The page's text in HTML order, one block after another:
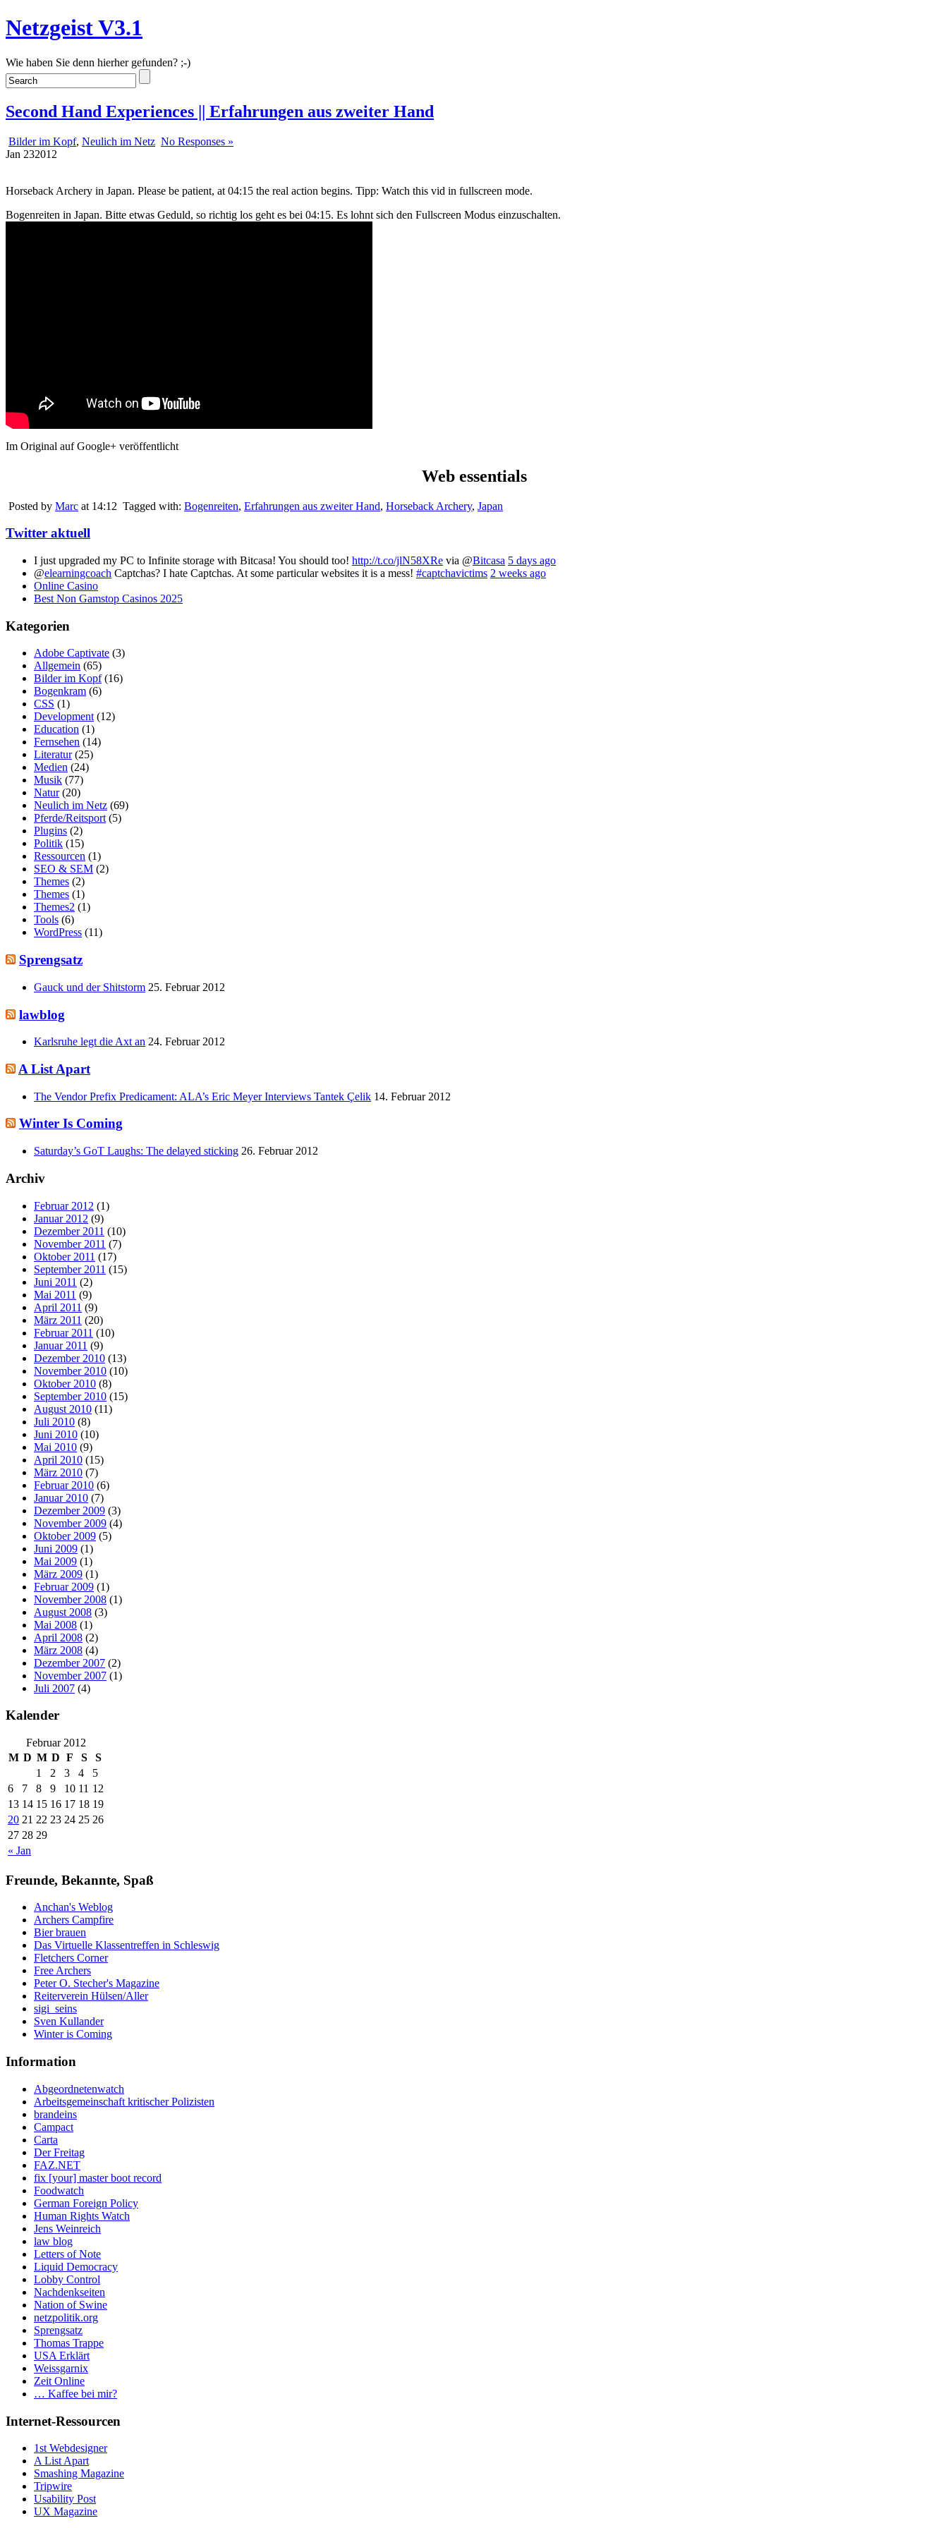
Netzgeist V3.1
Wie haben Sie denn hierher gefunden? ;-)
Second Hand Experiences || Erfahrungen aus zweiter Hand
Bilder im Kopf, Neulich im Netz No Responses »
Jan 232012
Horseback Archery in Japan. Please be patient, at 04:15 the real action begins. Tipp: Watch this vid in fullscreen mode.
Bogenreiten in Japan. Bitte etwas Geduld, so richtig los geht es bei 04:15. Es lohnt sich den Fullscreen Modus einzuschalten.
Im Original auf Google+ veröffentlicht
Web essentials
Posted by Marc at 14:12 Tagged with: Bogenreiten, Erfahrungen aus zweiter Hand, Horseback Archery, Japan
Twitter aktuell
I just upgraded my PC to Infinite storage with Bitcasa! You should too! http://t.co/jlN58XRe via @Bitcasa 5 days ago
@elearningcoach Captchas? I hate Captchas. At some particular websites it is a mess! #captchavictims 2 weeks ago
Online Casino
Best Non Gamstop Casinos 2025
Kategorien
Adobe Captivate (3)
Allgemein (65)
Bilder im Kopf(16)
Bogenkram (6)
CSS (1)
Development (12)
Education (1)
Fernsehen (14)
Literatur(25)
Medien (24)
Musik (77)
Natur(20)
Neulich im Netz (69)
Pferde/Reitsport (5)
Plugins (2)
Politik (15)
Ressourcen (1)
SEO & SEM (2)
Themes (2)
Themes (1)
Themes2 (1)
Tools (6)
WordPress (11)
Sprengsatz
Gauck und der Shitstorm 25. Februar 2012
lawblog
Karlsruhe legt die Axt an 24. Februar 2012
A List Apart
The Vendor Prefix Predicament: ALA’s Eric Meyer Interviews Tantek Çelik 14. Februar 2012
Winter Is Coming
Saturday’s GoT Laughs: The delayed sticking 26. Februar 2012
Archiv
Februar 2012 (1)
Januar 2012 (9)
Dezember 2011 (10)
November 2011 (7)
Oktober 2011 (17)
September 2011 (15)
Juni 2011 (2)
Mai 2011 (9)
April 2011 (9)
März 2011 (20)
Februar 2011 (10)
Januar 2011 (9)
Dezember 2010 (13)
November 2010 (10)
Oktober 2010 (8)
September 2010 (15)
August 2010 (11)
Juli 2010 (8)
Juni 2010 (10)
Mai 2010 (9)
April 2010 (15)
März 2010 (7)
Februar 2010 (6)
Januar 2010 (7)
Dezember 2009 (3)
November 2009 (4)
Oktober 2009 (5)
Juni 2009 (1)
Mai 2009 (1)
März 2009 (1)
Februar 2009 (1)
November 2008 (1)
August 2008 (3)
Mai 2008 (1)
April 2008 (2)
März 2008 (4)
Dezember 2007 (2)
November 2007 (1)
Juli 2007 (4)
Kalender
Februar 2012
M D M D F S S
« Jan
1 2 3 4
5
6
7 8 9 10 11 12
13 14 15 16 17 18 19
20 21 22 23 24 25 26
27 28 29
Freunde, Bekannte, Spaß
Anchan's Weblog
Archers Campfire
Bier brauen
Das Virtuelle Klassentreffen in Schleswig
Fletchers Corner
Free Archers
Peter O. Stecher's Magazine
Reiterverein Hülsen/Aller
sigi_seins
Sven Kullander
Winter is Coming
Information
Abgeordnetenwatch
Arbeitsgemeinschaft kritischer Polizisten
brandeins
Campact
Carta
Der Freitag
FAZ.NET
fix [your] master boot record
Foodwatch
German Foreign Policy
Human Rights Watch
Jens Weinreich
law blog
Letters of Note
Liquid Democracy
Lobby Control
Nachdenkseiten
Nation of Swine
netzpolitik.org
Sprengsatz
Thomas Trappe
USA Erklärt
Weissgarnix
Zeit Online
… Kaffee bei mir?
Internet-Ressourcen
1st Webdesigner
A List Apart
Smashing Magazine
Tripwire
Usability Post
UX Magazine